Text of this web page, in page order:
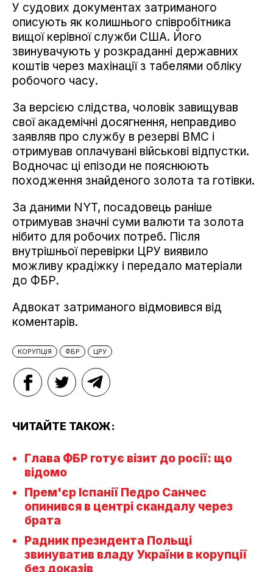
У судових документах затриманого
описують як колишнього співробітника
вищої керівної служби США. Його
звинувачують у розкраданні державних
коштів через махінації з табелями обліку
робочого часу.
За версією слідства, чоловік завищував
свої академічні досягнення, неправдиво
заявляв про службу в резерві ВМС і
отримував оплачувані військові відпустки.
Водночас ці епізоди не пояснюють
походження знайденого золота та готівки.
За даними NYT, посадовець раніше
отримував значні суми валюти та золота
нібито для робочих потреб. Після
внутрішньої перевірки ЦРУ виявило
можливу крадіжку і передало матеріали
до ФБР.
Адвокат затриманого відмовився від
коментарів.
КОРУПЦІЯ ФБР ЦРУ
ЧИТАЙТЕ ТАКОЖ:
Глава ФБР готує візит до росії: що
відомо
Прем'єр Іспанії Педро Санчес
опинився в центрі скандалу через
брата
Радник президента Польщі
звинуватив владу України в корупції
без доказів